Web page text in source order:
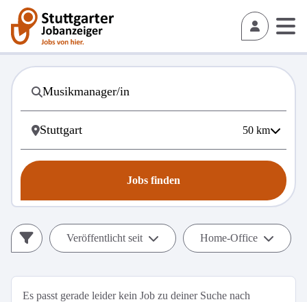
50 km
Jobs finden
Veröffentlicht seit Home-Office
Es passt gerade leider kein Job zu deiner Suche nach